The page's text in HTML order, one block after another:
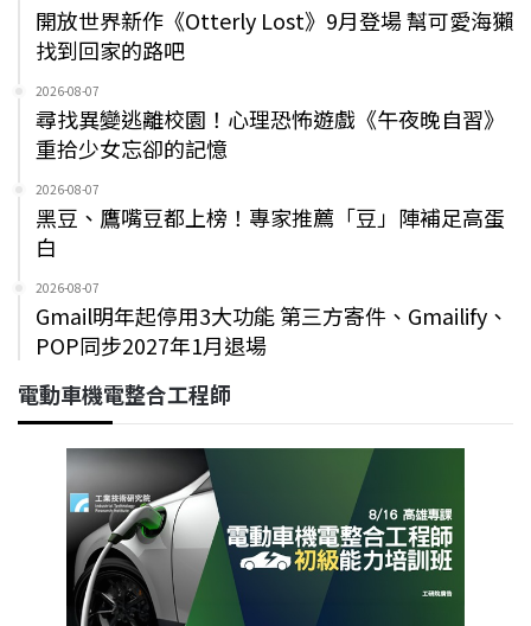
開放世界新作《Otterly Lost》9月登場 幫可愛海獺
找到回家的路吧
2026-08-07
尋找異變逃離校園！心理恐怖遊戲《午夜晚自習》
重拾少女忘卻的記憶
2026-08-07
黑豆、鷹嘴豆都上榜！專家推薦「豆」陣補足高蛋
白
2026-08-07
Gmail明年起停用3大功能 第三方寄件、Gmailify、
POP同步2027年1月退場
電動車機電整合工程師